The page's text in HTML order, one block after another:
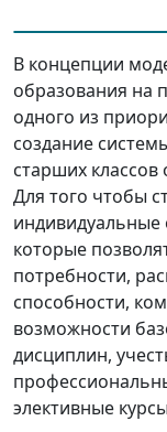
В концепции
образования на
одного из
создание
старших
Для того чтобы
которые
потребности,
способности,
возможности
дисциплин,
элективные